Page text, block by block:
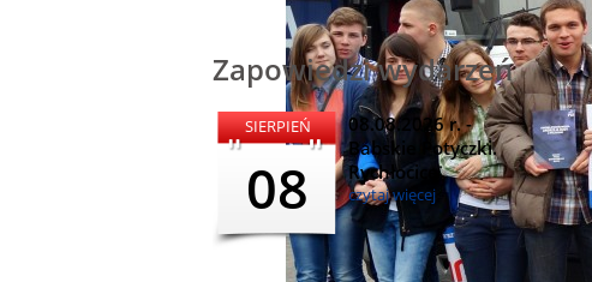
Zapowiedzi wydarzeń
SIERPIEŃ
08
08.08.2026 r. -
Babskie Potyczki.
Rychłocice
czytaj więcej